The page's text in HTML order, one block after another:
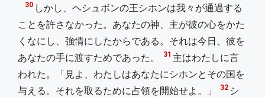
30 しかし、ヘシュボンの王シホンは我々が通過する
ことを許さなかった。あなたの神、主が彼の心をかた
くなにし、強情にしたからである。それは今日、彼を
あなたの手に渡すためであった。
31 主はわたしに言
われた。「見よ、わたしはあなたにシホンとその国を
与える。それを取るために占領を開始せよ。」
32 シ